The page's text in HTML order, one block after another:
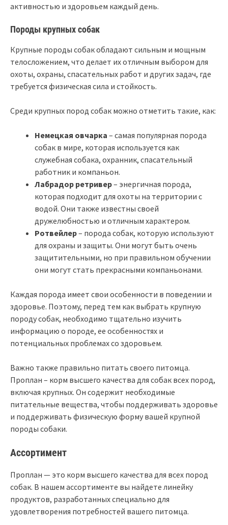
активностью и здоровьем каждый день.
Породы крупных собак
Крупные породы собак обладают сильным и мощным
телосложением, что делает их отличным выбором для
охоты, охраны, спасательных работ и других задач, где
требуется физическая сила и стойкость.
Среди крупных пород собак можно отметить такие, как:
Немецкая овчарка – самая популярная порода
собак в мире, которая используется как
служебная собака, охранник, спасательный
работник и компаньон.
Лабрадор ретривер– энергичная порода,
которая подходит для охоты на территории с
водой. Они также известны своей
дружелюбностью и отличным характером.
Ротвейлер– порода собак, которую используют
для охраны и защиты. Они могут быть очень
защитительными, но при правильном обучении
они могут стать прекрасными компаньонами.
Каждая порода имеет свои особенности в поведении и
здоровье. Поэтому, перед тем как выбрать крупную
породу собак, необходимо тщательно изучить
информацию о породе, ее особенностях и
потенциальных проблемах со здоровьем.
Важно также правильно питать своего питомца.
Проплан – корм высшего качества для собак всех пород,
включая крупных. Он содержит необходимые
питательные вещества, чтобы поддерживать здоровье
и поддерживать физическую форму вашей крупной
породы собаки.
Ассортимент
Проплан — это корм высшего качества для всех пород
собак. В нашем ассортименте вы найдете линейку
продуктов, разработанных специально для
удовлетворения потребностей вашего питомца.